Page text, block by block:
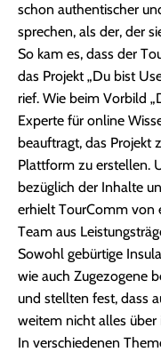
schon authentischer
sprechen, als der, der
So kam es, dass der
das Projekt „Du bist
rief. Wie beim Vorbild
Experte für online
beauftragt, das Projekt
Plattform zu erstellen.
bezüglich der Inhalte
erhielt TourComm von
Team aus
Sowohl gebürtige
wie auch Zugezogene
und stellten fest, dass
weitem nicht alles über
In verschiedenen